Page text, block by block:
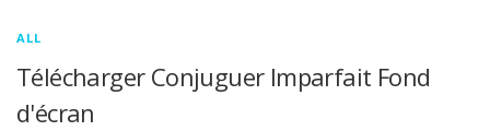
ALL
Télécharger Conjuguer Imparfait Fond
d'écran